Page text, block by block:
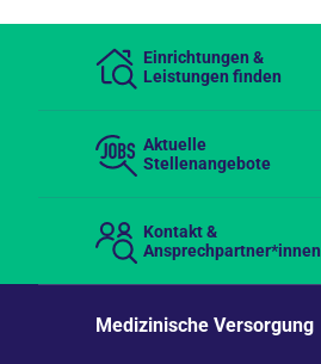
Einrichtungen &
Leistungen finden
Aktuelle
Stellenangebote
Kontakt &
Ansprechpartner*innen
Medizinische Versorgung